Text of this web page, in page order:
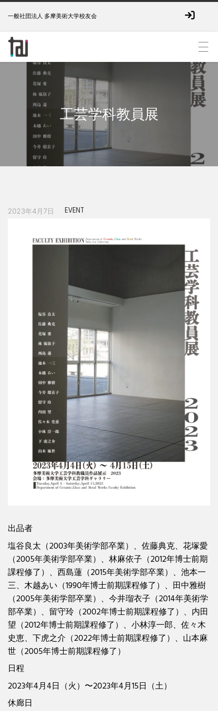
一般社団法人 多摩美術大学校友会
工芸学科教員展
2023年4月7日 EVENT
出品者
塩谷良太（2003年美術学部卒業）、佐藤典克、花塚愛
（2005年美術学部卒業）、林麻依子（2012年博士前期
課程修了）、西島蓮（2015年美術学部卒業）、池本一
三、木越あい（1990年博士前期課程修了）、田中雅樹
（2005年美術学部卒業）、今井瑠衣子（2014年美術学
部卒業）、留守玲（2002年博士前期課程修了）、内田
望（2012年博士前期課程修了）、小林淳一郎、佐々木
史恵、下虎之介（2022年博士前期課程修了）、山本麻
世（2005年博士前期課程修了）
日程
2023年4月4日（火）〜2023年4月15日（土）
休廊日